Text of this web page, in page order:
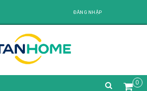
ĐĂNG NHẬP
0